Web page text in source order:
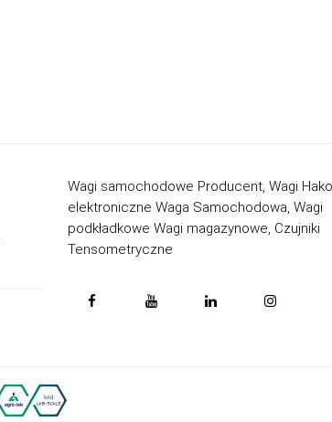
Wagi samochodowe Producent, Wagi
elektroniczne Waga Samochodowa, Wagi
podkładkowe Wagi magazynowe, Czujniki
Tensometryczne